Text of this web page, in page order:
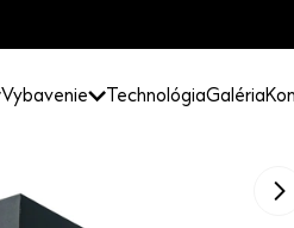
Vybavenie TechnológiaGaléria